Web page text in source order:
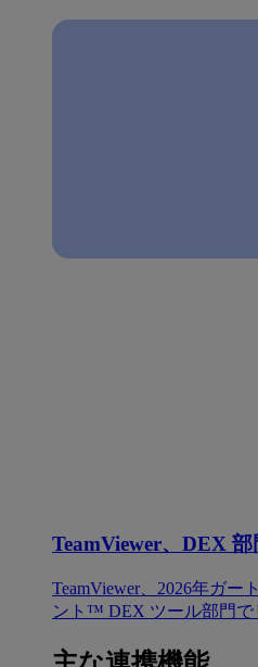
TeamViewer、DEX
TeamViewer、2026年ガ
ント™ DEX ツール部門で